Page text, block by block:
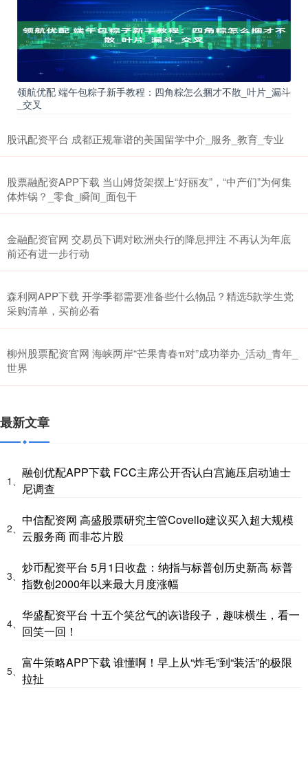
领航优配 端午包粽子新手教程：四角粽怎么捆才不散_叶片_漏斗
_交叉
股讯配资平台 成都正规靠谱的美国留学中介_服务_教育_专业
股票融配资APP下载 当山姆货架摆上“好丽友”，“中产们”为何集
体炸锅？_零食_瞬间_面包干
金融配资官网 交易员下调对欧洲央行的降息押注 不再认为年底
前还有进一步行动
森利网APP下载 开学季都需要准备些什么物品？精选5款学生党
采购清单，买前必看
柳州股票配资官网 海峡两岸“芒果青春π对”成功举办_活动_青年_
世界
最新文章
1、
融创优配APP下载 FCC主席公开否认白宫施压启动迪士
尼调查
2、
中信配资网 高盛股票研究主管Covello建议买入超大规模
云服务商 而非芯片股
3、
炒币配资平台 5月1日收盘：纳指与标普创历史新高 标普
指数创2000年以来最大月度涨幅
4、
华盛配资平台 十五个笑岔气的诙谐段子，趣味横生，看一
回笑一回！
5、
富牛策略APP下载 谁懂啊！早上从“炸毛”到“装活”的极限
拉扯